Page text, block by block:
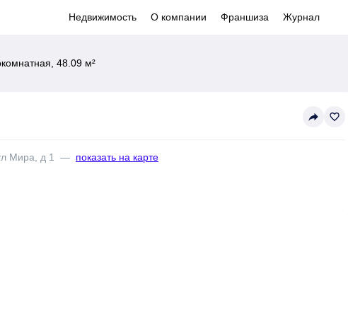
Недвижимость О компании Франшиза Журнал
48.09 м²
reply favorite_border
Мира, д 1 — показать на карте